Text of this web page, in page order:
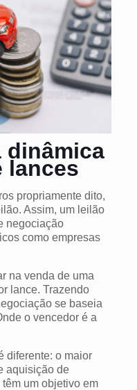
dinâmica
lances
propriamente dito,
Assim, um leilão
negociação
como empresas
na venda de uma
lance. Trazendo
se baseia
o vencedor é a
diferente: o maior
aquisição de
um objetivo em